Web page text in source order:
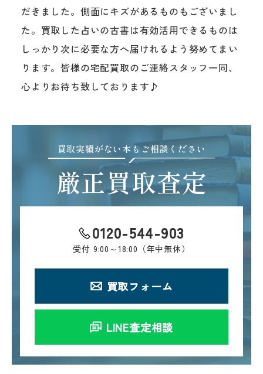
だきました。側面にキズがあるものもございまし
た。買取した占いの古書は有効活用できるものは
しっかり次に必要な方へ届けれるよう努めてまい
ります。皆様の宅配買取のご連絡スタッフ一同、
心よりお待ち致しております♪
買取実績がない本もご相談ください
厳正買取査定
0120-544-903
受付 9:00～18:00（年中無休）
買取フォーム
LINE査定相談